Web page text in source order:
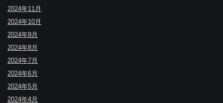
2024年11月
2024年10月
2024年9月
2024年8月
2024年7月
2024年6月
2024年5月
2024年4月